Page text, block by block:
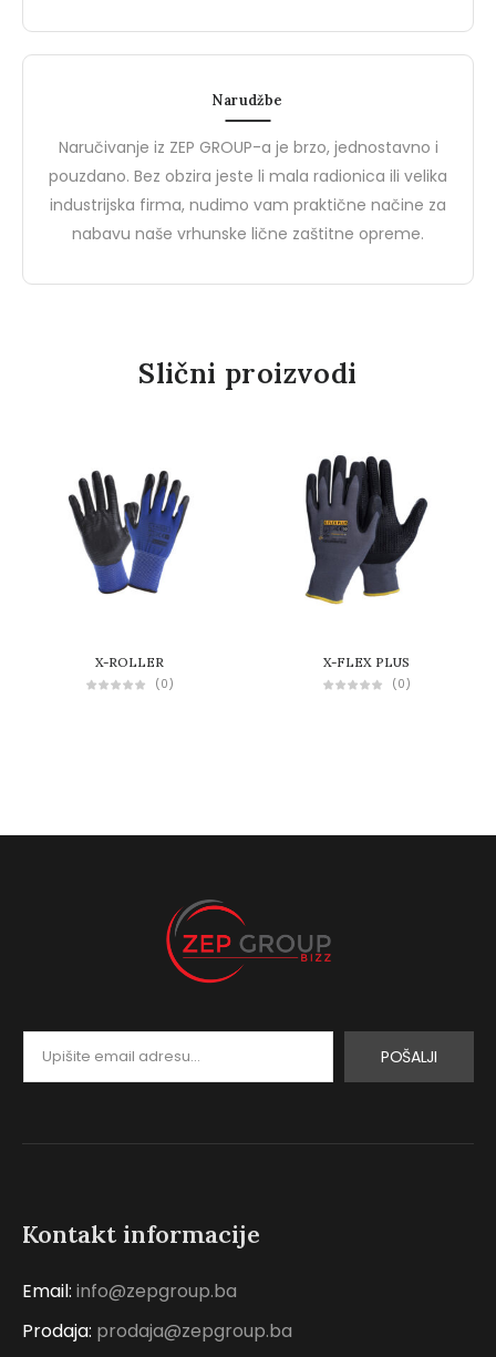
Zaštitnu Opremu
predstavlja idealan spoj visoke
0
0
jednog od vodećih
Narudžbe
Naručivanje iz ZEP GROUP-a je brzo, jednostavno i
pouzdano. Bez obzira jeste li mala radionica ili velika
industrijska firma, nudimo vam praktične načine za
nabavu naše vrhunske lične zaštitne opreme.
Slični proizvodi
X-ROLLER
(0)
X-FLEX PLUS
(0)
POŠALJI
Kontakt informacije
Email: info@zepgroup.ba
Prodaja: prodaja@zepgroup.ba